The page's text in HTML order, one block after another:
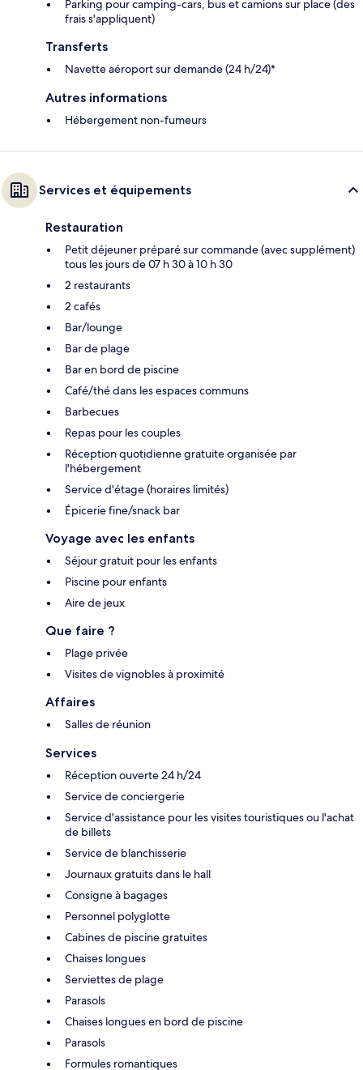
Parking pour camping-cars, bus et camions sur place (des
frais s'appliquent)
Transferts
Navette aéroport sur demande (24 h/24)*
Autres informations
Hébergement non-fumeurs
Services et équipements
Restauration
Petit déjeuner préparé sur commande (avec supplément)
tous les jours de 07 h 30 à 10 h 30
2 restaurants
2 cafés
Bar/lounge
Bar de plage
Bar en bord de piscine
Café/thé dans les espaces communs
Barbecues
Repas pour les couples
Réception quotidienne gratuite organisée par
l'hébergement
Service d'étage (horaires limités)
Épicerie fine/snack bar
Voyage avec les enfants
Séjour gratuit pour les enfants
Piscine pour enfants
Aire de jeux
Que faire ?
Plage privée
Visites de vignobles à proximité
Affaires
Salles de réunion
Services
Réception ouverte 24 h/24
Service de conciergerie
Service d'assistance pour les visites touristiques ou l'achat
de billets
Service de blanchisserie
Journaux gratuits dans le hall
Consigne à bagages
Personnel polyglotte
Cabines de piscine gratuites
Chaises longues
Serviettes de plage
Parasols
Chaises longues en bord de piscine
Parasols
Formules romantiques